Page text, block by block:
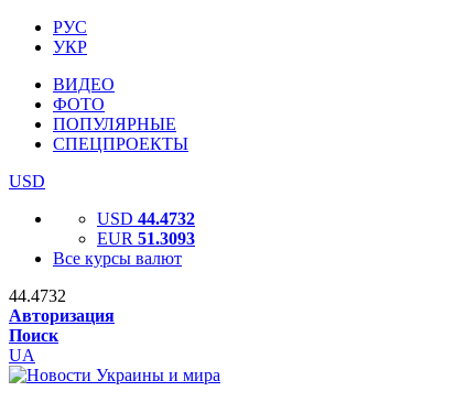
РУС
УКР
ВИДЕО
ФОТО
ПОПУЛЯРНЫЕ
СПЕЦПРОЕКТЫ
USD
USD 44.4732
EUR 51.3093
Все курсы валют
44.4732
Авторизация
Поиск
UA